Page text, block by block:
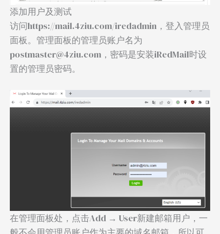
添加用户及测试
访问https://mail.4ziu.com/iredadmin，登入管理员
面板。管理面板的管理员账户名为
postmaster@4ziu.com，密码是安装iRedMail时设
置的管理员密码。
在管理面板处，点击Add → User新建邮箱用户，一